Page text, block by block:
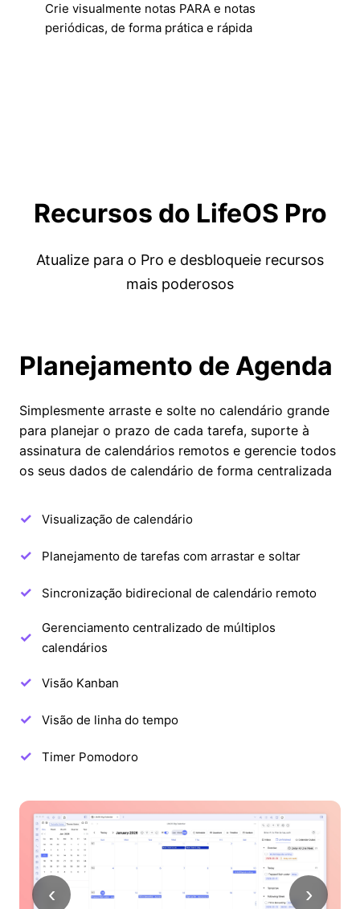
Crie visualmente notas PARA e notas
periódicas, de forma prática e rápida
Recursos do LifeOS Pro
Atualize para o Pro e desbloqueie recursos
mais poderosos
Planejamento de Agenda
Simplesmente arraste e solte no calendário grande
para planejar o prazo de cada tarefa, suporte à
assinatura de calendários remotos e gerencie todos
os seus dados de calendário de forma centralizada
Visualização de calendário
Planejamento de tarefas com arrastar e soltar
Sincronização bidirecional de calendário remoto
Gerenciamento centralizado de múltiplos
calendários
Visão Kanban
Visão de linha do tempo
Timer Pomodoro
‹ ›